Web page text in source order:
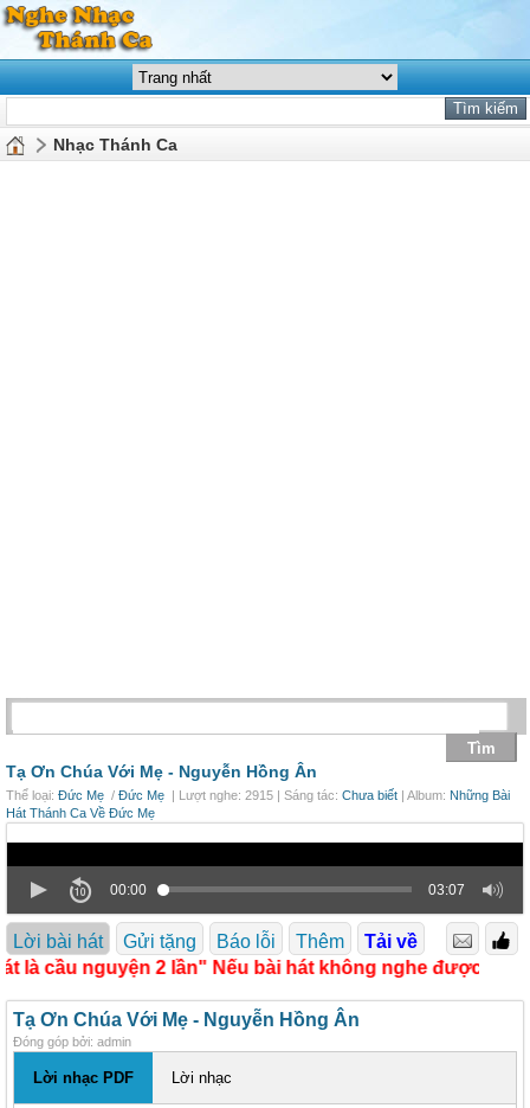
Nhạc Thánh Ca
Tạ Ơn Chúa Với Mẹ - Nguyễn Hồng Ân
Thể loại: Đức Mẹ / Đức Mẹ | Lượt nghe: 2915 | Sáng tác: Chưa biết | Album: Những Bài
Hát Thánh Ca Về Đức Mẹ
00:00 03:07
Lời bài hát Gửi tặng Báo lỗi Thêm
Tải về
là cầu nguyện 2 lần" Nếu bài hát không nghe được xin
Tạ Ơn Chúa Với Mẹ - Nguyễn Hồng Ân
Đóng góp bởi: admin
Lời nhạc PDF Lời nhạc